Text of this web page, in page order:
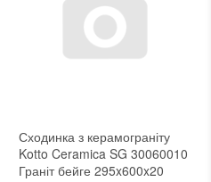
Сходинка з керамограніту
Kotto Ceramica SG 30060010
Граніт бейге 295x600x20